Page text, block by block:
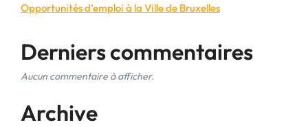
Opportunités d’emploi à la Ville de Bruxelles
Derniers commentaires
Aucun commentaire à afficher.
Archive